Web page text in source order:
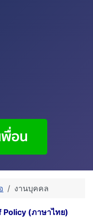
งานบุคคล
Policy (ภาษาไทย)